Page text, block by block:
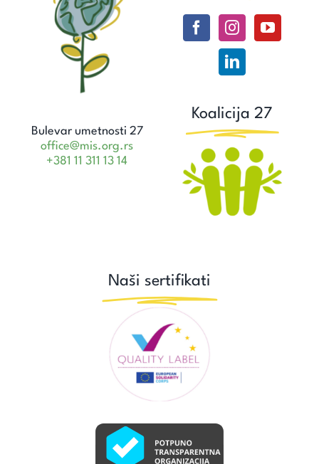
Bulevar umetnosti 27
office@mis.org.rs
+381 11 311 13 14
Koalicija 27
Naši sertifikati